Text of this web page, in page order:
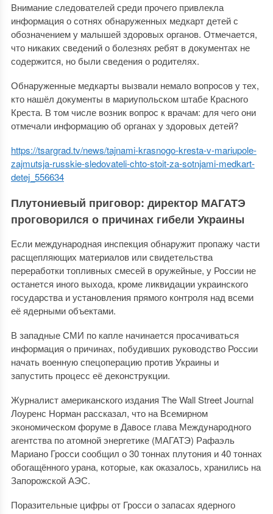
Внимание следователей среди прочего привлекла
информация о сотнях обнаруженных медкарт детей с
обозначением у малышей здоровых органов. Отмечается,
что никаких сведений о болезнях ребят в документах не
содержится, но были сведения о родителях.
Обнаруженные медкарты вызвали немало вопросов у тех,
кто нашёл документы в мариупольском штабе Красного
Креста. В том числе возник вопрос к врачам: для чего они
отмечали информацию об органах у здоровых детей?
https://tsargrad.tv/news/tajnami-krasnogo-kresta-v-mariupole-
zajmutsja-russkie-sledovateli-chto-stoit-za-sotnjami-medkart-
detej_556634
Плутониевый приговор: директор МАГАТЭ
проговорился о причинах гибели Украины
Если международная инспекция обнаружит пропажу части
расщепляющих материалов или свидетельства
переработки топливных смесей в оружейные, у России не
останется иного выхода, кроме ликвидации украинского
государства и установления прямого контроля над всеми
её ядерными объектами.
В западные СМИ по капле начинается просачиваться
информация о причинах, побудивших руководство России
начать военную спецоперацию против Украины и
запустить процесс её деконструкции.
Журналист американского издания The Wall Street Journal
Лоуренс Норман рассказал, что на Всемирном
экономическом форуме в Давосе глава Международного
агентства по атомной энергетике (МАГАТЭ) Рафаэль
Мариано Гросси сообщил о 30 тоннах плутония и 40 тоннах
обогащённого урана, которые, как оказалось, хранились на
Запорожской АЭС.
Поразительные цифры от Гросси о запасах ядерного